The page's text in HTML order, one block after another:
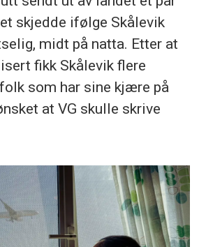
skjedde ifølge Skålevik
midt på natta. Etter at
fikk Skålevik flere
som har sine kjære på
at VG skulle skrive